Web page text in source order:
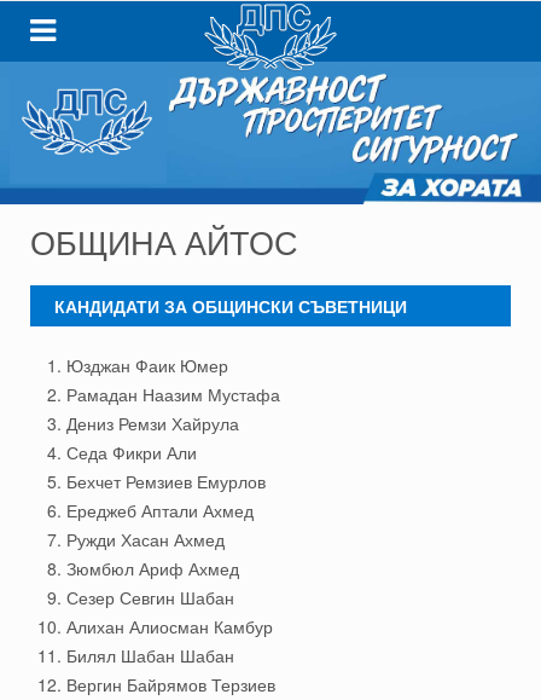
ОБЩИНА АЙТОС
КАНДИДАТИ ЗА ОБЩИНСКИ СЪВЕТНИЦИ
Юзджан Фаик Юмер
Рамадан Наазим Мустафа
Дениз Ремзи Хайрула
Седа Фикри Али
Бехчет Ремзиев Емурлов
Ереджеб Аптали Ахмед
Ружди Хасан Ахмед
Зюмбюл Ариф Ахмед
Сезер Севгин Шабан
Алихан Алиосман Камбур
Билял Шабан Шабан
Вергин Байрямов Терзиев